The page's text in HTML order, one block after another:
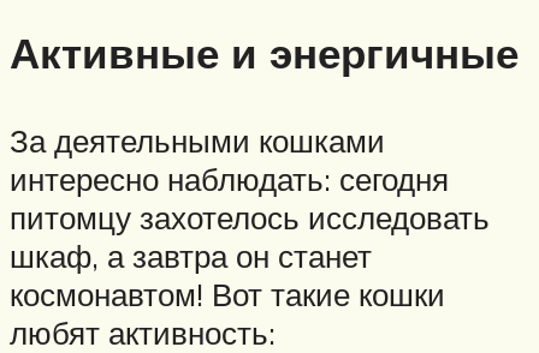
Активные и энергичные
За деятельными кошками
интересно наблюдать: сегодня
питомцу захотелось исследовать
шкаф, а завтра он станет
космонавтом! Вот такие кошки
любят активность: